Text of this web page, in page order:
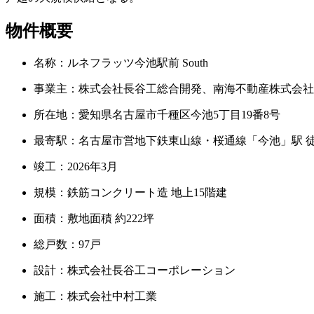
物件概要
名称：ルネフラッツ今池駅前 South
事業主：株式会社長谷工総合開発、南海不動産株式会社
所在地：愛知県名古屋市千種区今池5丁目19番8号
最寄駅：名古屋市営地下鉄東山線・桜通線「今池」駅
竣工：2026年3月
規模：鉄筋コンクリート造 地上15階建
面積：敷地面積 約222坪
総戸数：97戸
設計：株式会社長谷工コーポレーション
施工：株式会社中村工業